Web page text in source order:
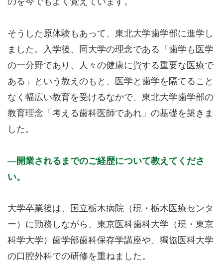
そうした原体験もあって、東北大学歯学部に進学し
ました。入学後、同大学の理念である「歯学も医学
の一分野であり、人々の健康に資する重要な医療で
ある」という教えのもと、医学と歯学を隔てること
なく幅広い教育を受けるなかで、東北大学歯学部の
教育理念「考える歯科医師であれ」の基礎を築きま
した。
開業されるまでのご経歴について教えてくださ
い。
大学卒業後は、国立栃木病院（現・栃木医療センタ
ー）に勤務しながら、東京医科歯科大学（現・東京
科学大学）歯学部歯科保存学講座や、獨協医科大学
の口腔外科での研修を重ねました。